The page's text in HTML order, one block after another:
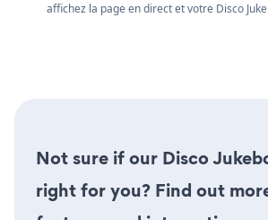
affichez la page en direct et votre Disco
Not sure if our Disco
right for you? Find out